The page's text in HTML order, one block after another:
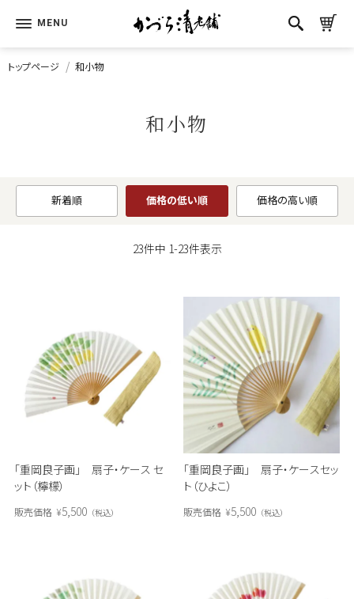
トップページ 和小物
和小物
新着順 価格の低い順 価格の高い順
23件中 1-23件表示
「重岡良子画」 扇子・ケース セ
ット（檸檬）
販売価格 ¥5,500 税込
「重岡良子画」 扇子・ケースセッ
ト（ひよこ）
販売価格 ¥5,500 税込